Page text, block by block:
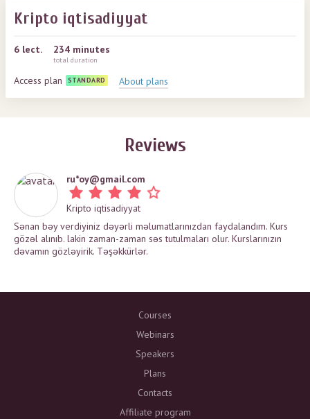
Kripto iqtisadiyyat
6 lect. 234 minutes
total duration
Access plan STANDARD About plans
Reviews
ru*oy@gmail.com
Kripto iqtisadiyyat
Sənan bəy verdiyiniz dəyərli məlumatlarınızdan faydalandım. Kurs
gözəl alınıb. lakin zaman-zaman səs tutulmaları olur. Kurslarınızın
dəvamın gözləyirik. Təşəkkürlər.
Courses
Webinars
Speakers
Plans
Contacts
Affiliate program